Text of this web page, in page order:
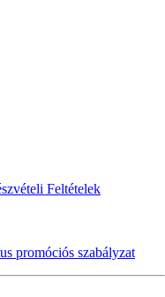
Feltételek
promóciós szabályzat